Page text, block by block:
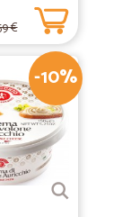
€
-10%